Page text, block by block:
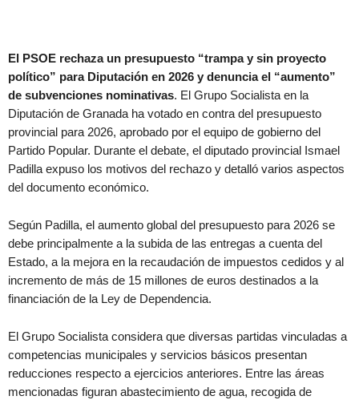
El PSOE rechaza un presupuesto “trampa y sin proyecto
político” para Diputación en 2026 y denuncia el “aumento”
de subvenciones nominativas. El Grupo Socialista en la
Diputación de Granada ha votado en contra del presupuesto
provincial para 2026, aprobado por el equipo de gobierno del
Partido Popular. Durante el debate, el diputado provincial Ismael
Padilla expuso los motivos del rechazo y detalló varios aspectos
del documento económico.
Según Padilla, el aumento global del presupuesto para 2026 se
debe principalmente a la subida de las entregas a cuenta del
Estado, a la mejora en la recaudación de impuestos cedidos y al
incremento de más de 15 millones de euros destinados a la
financiación de la Ley de Dependencia.
El Grupo Socialista considera que diversas partidas vinculadas a
competencias municipales y servicios básicos presentan
reducciones respecto a ejercicios anteriores. Entre las áreas
mencionadas figuran abastecimiento de agua, recogida de